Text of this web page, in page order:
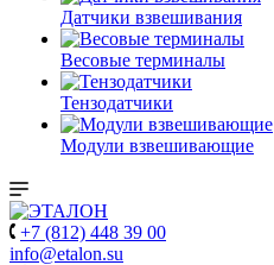
Датчики взвешивания
Весовые терминалы
Тензодатчики
Модули взвешивающие
+7 (812) 448 39 00
info@etalon.su